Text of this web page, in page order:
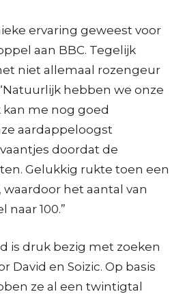
ervaring geweest voor
aan BBC. Tegelijk
niet allemaal rozengeur
hebben we onze
kan me nog goed
aardappeloogst
doordat de
Gelukkig rukte toen een
het aantal van
naar 100.”
is druk bezig met zoeken
David en Soizic. Op basis
ze al een twintigtal